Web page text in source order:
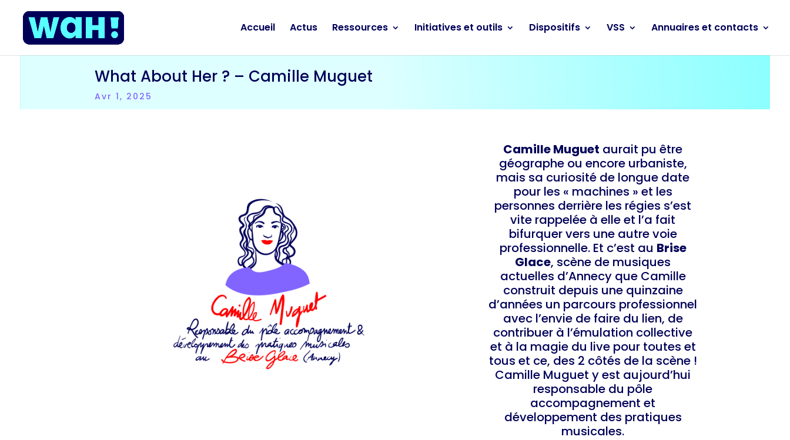
Accueil Actus Ressources Initiatives et outils Dispositifs VSS Annuaires et contacts
What About Her ? – Camille Muguet
Avr 1, 2025
Camille Muguet aurait pu être
géographe ou encore urbaniste,
mais sa curiosité de longue date
pour les « machines » et les
personnes derrière les régies s’est
vite rappelée à elle et l’a fait
bifurquer vers une autre voie
professionnelle. Et c’est au Brise
Glace, scène de musiques
actuelles d’Annecy que Camille
construit depuis une quinzaine
d’années un parcours professionnel
avec l’envie de faire du lien, de
contribuer à l’émulation collective
et à la magie du live pour toutes et
tous et ce, des 2 côtés de la scène !
Camille Muguet y est aujourd’hui
responsable du pôle
accompagnement et
développement des pratiques
musicales.